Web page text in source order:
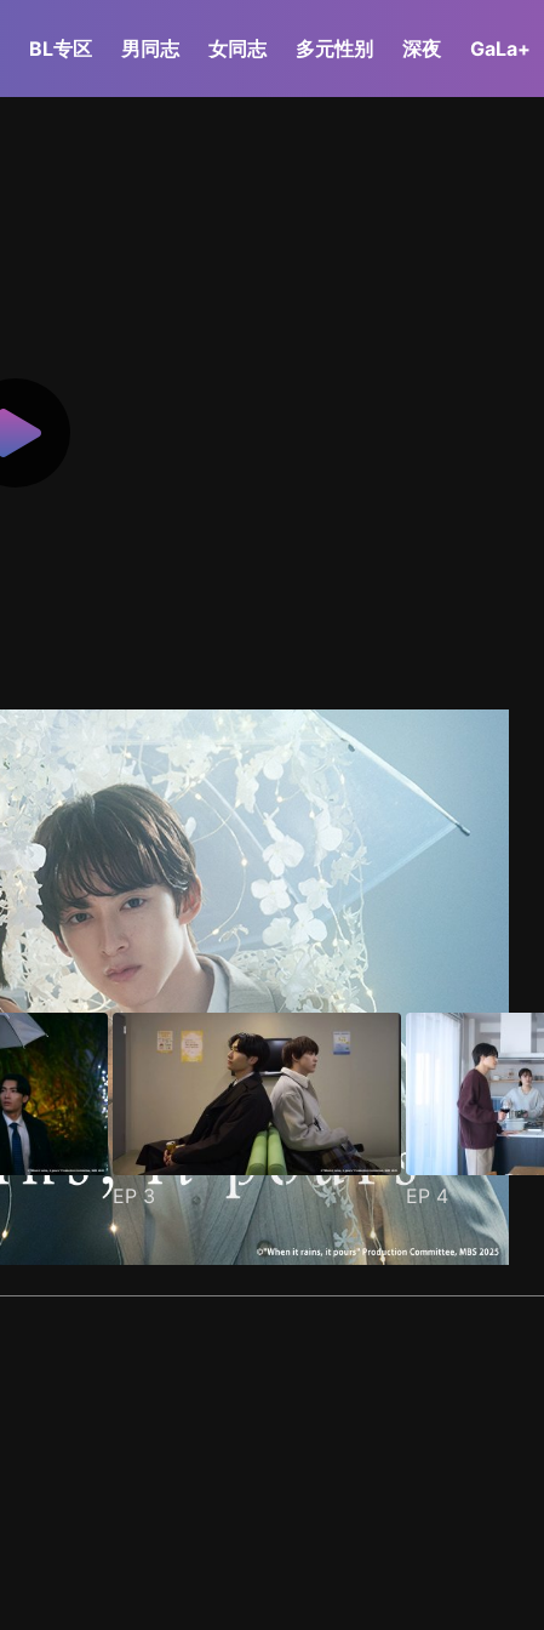
BL专区 男同志 女同志 多元性别 深夜 GaLa+
EP3 EP 4